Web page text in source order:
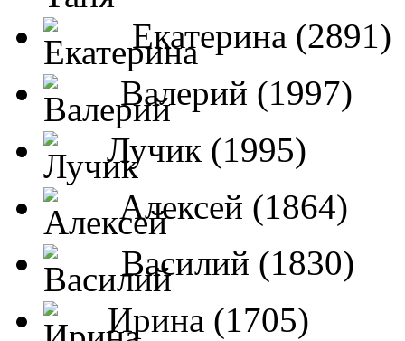
Екатерина (2891)
Валерий (1997)
Лучик (1995)
Алексей (1864)
Василий (1830)
Ирина (1705)